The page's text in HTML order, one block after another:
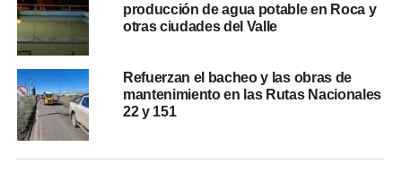
producción de agua potable en Roca y
otras ciudades del Valle
Refuerzan el bacheo y las obras de
mantenimiento en las Rutas Nacionales
22 y 151